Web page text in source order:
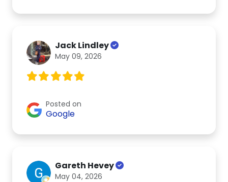
Jack Lindley
May 09, 2026
Posted on
Google
Gareth Hevey
May 04, 2026